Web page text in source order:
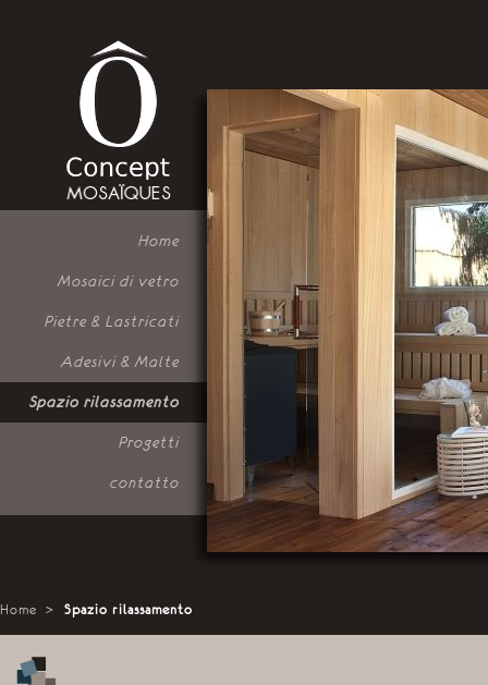
Home
Mosaici di vetro
Pietre & Lastricati
Adesivi & Malte
Spazio rilassamento
Progetti
contatto
Home > Spazio rilassamento